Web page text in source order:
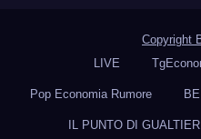
Copyright
LIVE
Pop Economia Rumore
IL PUNTO DI